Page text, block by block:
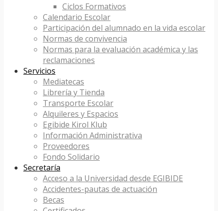
Ciclos Formativos
Calendario Escolar
Participación del alumnado en la vida escolar
Normas de convivencia
Normas para la evaluación académica y las
reclamaciones
Servicios
Mediatecas
Librería y Tienda
Transporte Escolar
Alquileres y Espacios
Egibide Kirol Klub
Información Administrativa
Proveedores
Fondo Solidario
Secretaría
Acceso a la Universidad desde EGIBIDE
Accidentes-pautas de actuación
Becas